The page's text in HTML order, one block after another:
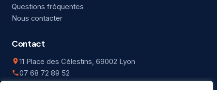
Questions fréquentes
Nous contacter
Contact
11 Place des Célestins, 69002 Lyon
07 68 72 89 52